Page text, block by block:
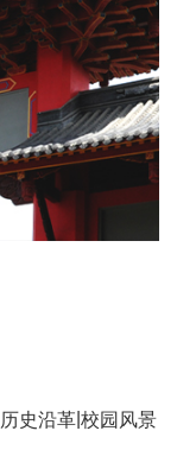
历史沿革 校园风景